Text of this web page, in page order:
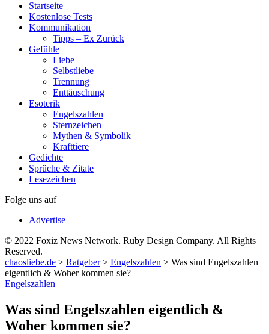
Startseite
Kostenlose Tests
Kommunikation
Tipps – Ex Zurück
Gefühle
Liebe
Selbstliebe
Trennung
Enttäuschung
Esoterik
Engelszahlen
Sternzeichen
Mythen & Symbolik
Krafttiere
Gedichte
Sprüche & Zitate
Lesezeichen
Folge uns auf
Advertise
© 2022 Foxiz News Network. Ruby Design Company. All Rights
Reserved.
chaosliebe.de > Ratgeber> Engelszahlen > Was sind Engelszahlen
eigentlich & Woher kommen sie?
Engelszahlen
Was sind Engelszahlen eigentlich &
Woher kommen sie?